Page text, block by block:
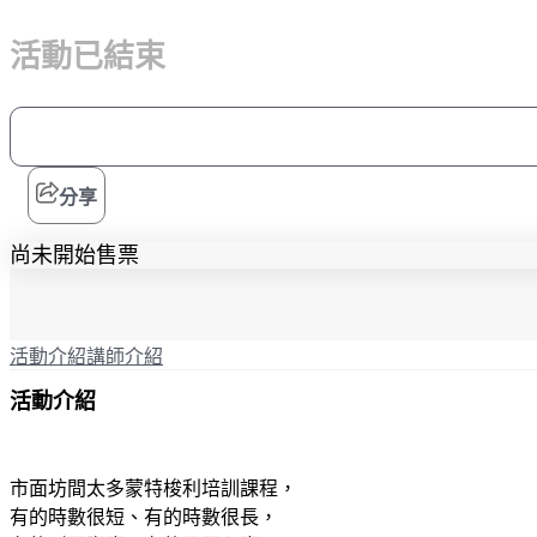
活動已結束
分享
尚未開始售票
活動介紹講師介紹
活動介紹
市面坊間太多蒙特梭利培訓課程，
有的時數很短、有的時數很長，